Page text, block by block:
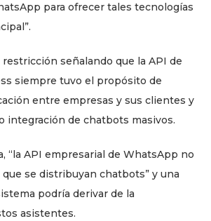
para ofrecer tales tecnologías
señalando que la API de
siempre tuvo el propósito de
entre empresas y sus clientes y
integración de chatbots masivos.
“la API empresarial de WhatsApp no
se distribuyan chatbots” y una
podría derivar de la
asistentes.